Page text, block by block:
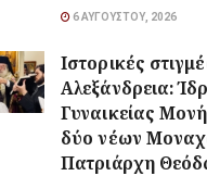
6 ΑΥΓΟΎΣΤΟΥ, 2026
Ιστορικές
Αλεξάνδρεια:
Γυναικείας
δύο νέων
Πατριάρχη